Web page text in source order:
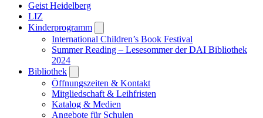
Geist Heidelberg
LIZ
Kinderprogramm
submenu
International Children’s Book Festival
Summer Reading – Lesesommer der DAI Bibliothek
2024
Bibliothek
submenu
Öffnungszeiten & Kontakt
Mitgliedschaft & Leihfristen
Katalog & Medien
Angebote für Schulen